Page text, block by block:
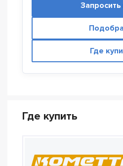
Запросить
Где
Где купить